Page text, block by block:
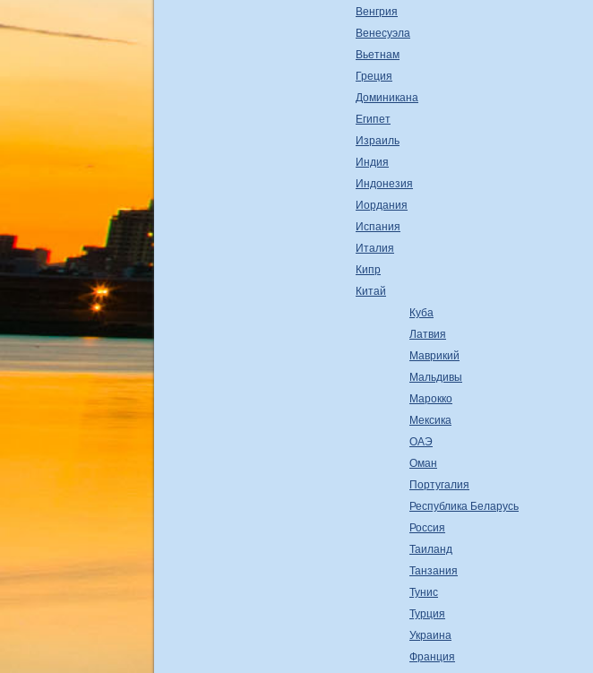
Венгрия
Венесуэла
Вьетнам
Греция
Доминикана
Египет
Израиль
Индия
Индонезия
Иордания
Испания
Италия
Кипр
Китай
Куба
Латвия
Маврикий
Мальдивы
Марокко
Мексика
ОАЭ
Оман
Португалия
Республика Беларусь
Россия
Таиланд
Танзания
Тунис
Турция
Украина
Франция